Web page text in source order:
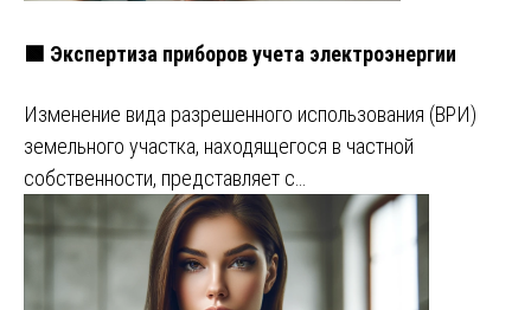
🟩 Экспертиза приборов учета электроэнергии
Изменение вида разрешенного использования (ВРИ)
земельного участка, находящегося в частной
собственности, представляет с…